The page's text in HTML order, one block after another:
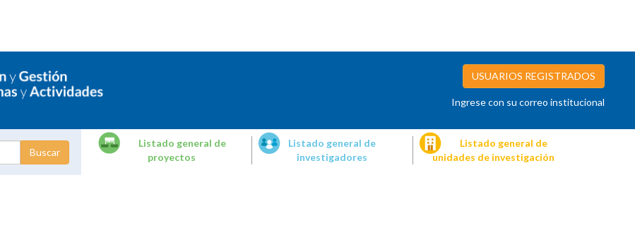
USUARIOS REGISTRADOS
Ingrese con su correo institucional
Listado general de
proyectos
Listado general de
investigadores
Listado general de
unidades de investigación